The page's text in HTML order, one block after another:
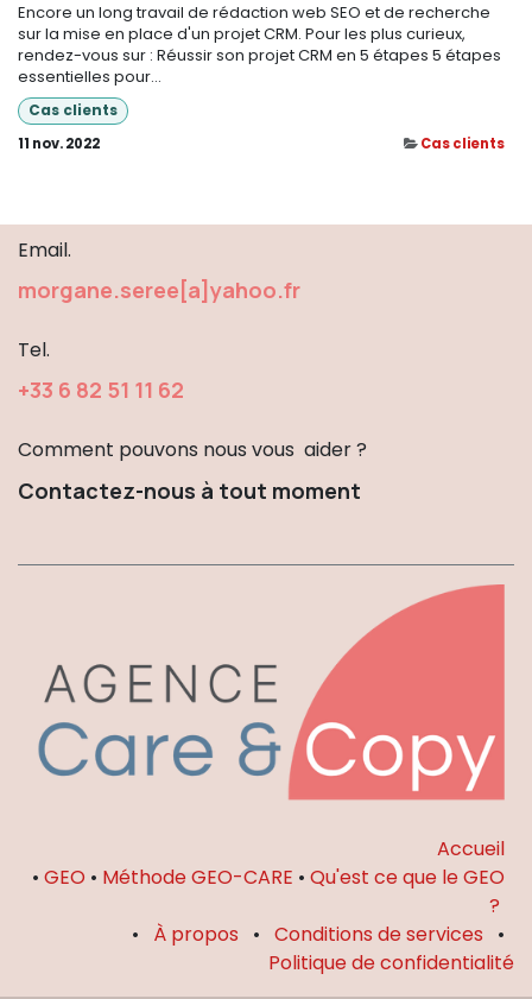
Encore un long travail de rédaction web SEO et de recherche
sur la mise en place d'un projet CRM. Pour les plus curieux,
rendez-vous sur : Réussir son projet CRM en 5 étapes 5 étapes
essentielles pour...
Cas clients
11 nov. 2022 Cas clients
Email.
morgane.seree[a]yahoo.fr
Tel.
+33 6 82 51 1​1 62
Comment pouvons nous vous aider ?
Contactez-nous à tout moment
Accueil
• GEO • Méthode GEO-CARE • Qu'est ce que le GEO
?
•
À propos • Conditions de services
•
Politique de confidentialité